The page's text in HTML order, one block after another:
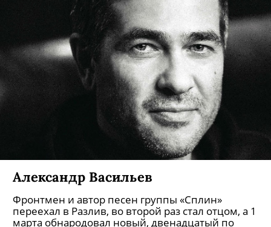
Александр Васильев
Фронтмен и автор песен группы «Сплин»
переехал в Разлив, во второй раз стал отцом, а 1
марта обнародовал новый, двенадцатый по